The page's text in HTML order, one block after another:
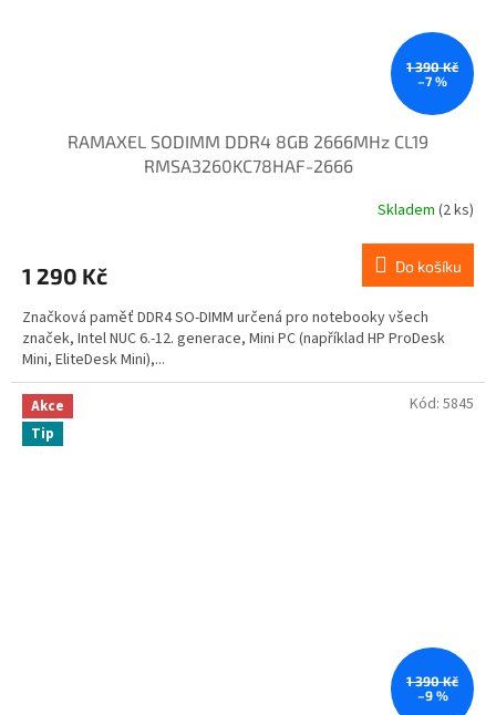
1 390 Kč
–7 %
RAMAXEL SODIMM DDR4 8GB 2666MHz CL19
RMSA3260KC78HAF-2666
Skladem (2 ks)
1 290 Kč Do košíku
Značková paměť DDR4 SO-DIMM určená pro notebooky všech
značek, Intel NUC 6.-12. generace, Mini PC (například HP ProDesk
Mini, EliteDesk Mini),...
Akce
Tip
1 390 Kč
–9 %
Kód: 5845